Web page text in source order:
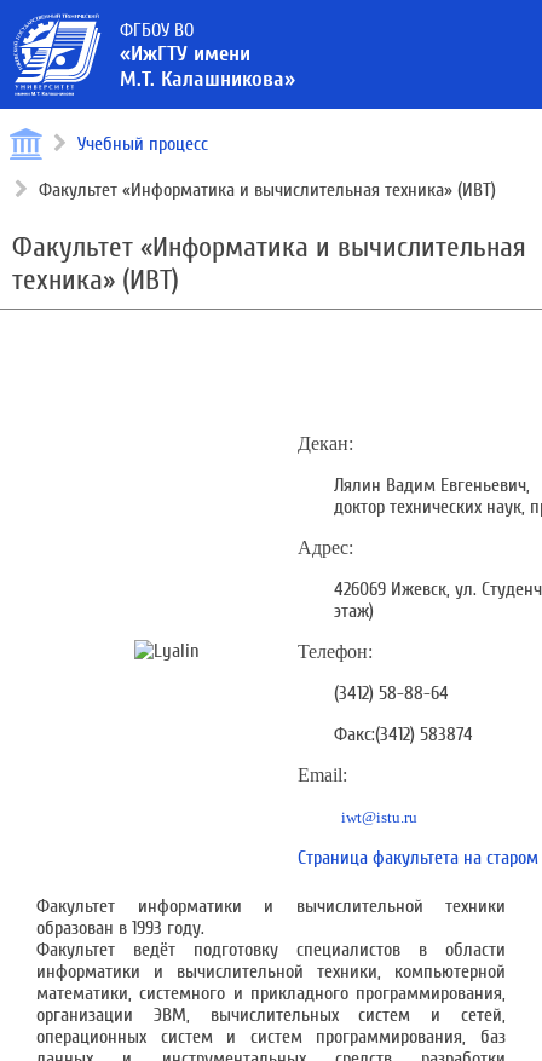
ФГБОУ ВО
«ИжГТУ имени
М.Т. Калашникова»
Учебный процесс
Факультет «Информатика и вычислительная техника» (ИВТ)
Факультет «Информатика и вычислительная
техника» (ИВТ)
Декан:
Лялин Вадим Евгеньевич,
доктор технических наук,
Адрес:
426069 Ижевск, ул.
этаж)
Телефон:
(3412) 58-88-64
Факс:(3412) 583874
Email:
iwt@istu.ru
Страница факультета на старом
Факультет информатики и вычислительной техники
образован в 1993 году.
Факультет ведёт подготовку специалистов в области
информатики и вычислительной техники, компьютерной
математики, системного и прикладного программирования,
организации ЭВМ, вычислительных систем и сетей,
операционных систем и систем программирования, баз